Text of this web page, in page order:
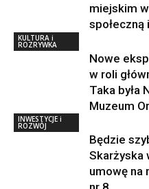
miejskim
KULTURA i
ROZRYWKA
Nowe
w roli
Taka była
Muzeum
INWESTYCJE i
ROZWÓJ
Będzie
Skarżyska
umowę na